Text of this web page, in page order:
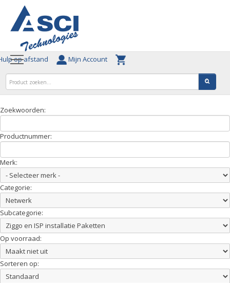
op afstand Mijn Account
Zoekwoorden:
Productnummer:
Merk:
Categorie:
Subcategorie:
Op voorraad:
Sorteren op: